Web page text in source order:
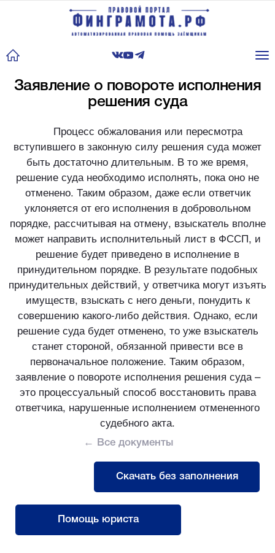
Заявление о повороте исполнения
решения суда
Процесс обжалования или пересмотра
вступившего в законную силу решения суда может
быть достаточно длительным. В то же время,
решение суда необходимо исполнять, пока оно не
отменено. Таким образом, даже если ответчик
уклоняется от его исполнения в добровольном
порядке, рассчитывая на отмену, взыскатель вполне
может направить исполнительный лист в ФССП, и
решение будет приведено в исполнение в
принудительном порядке. В результате подобных
принудительных действий, у ответчика могут изъять
имуществ, взыскать с него деньги, понудить к
совершению какого-либо действия. Однако, если
решение суда будет отменено, то уже взыскатель
станет стороной, обязанной привести все в
первоначальное положение. Таким образом,
заявление о повороте исполнения решения суда –
это процессуальный способ восстановить права
ответчика, нарушенные исполнением отмененного
судебного акта.
← Все документы
Скачать без заполнения
Помощь юриста